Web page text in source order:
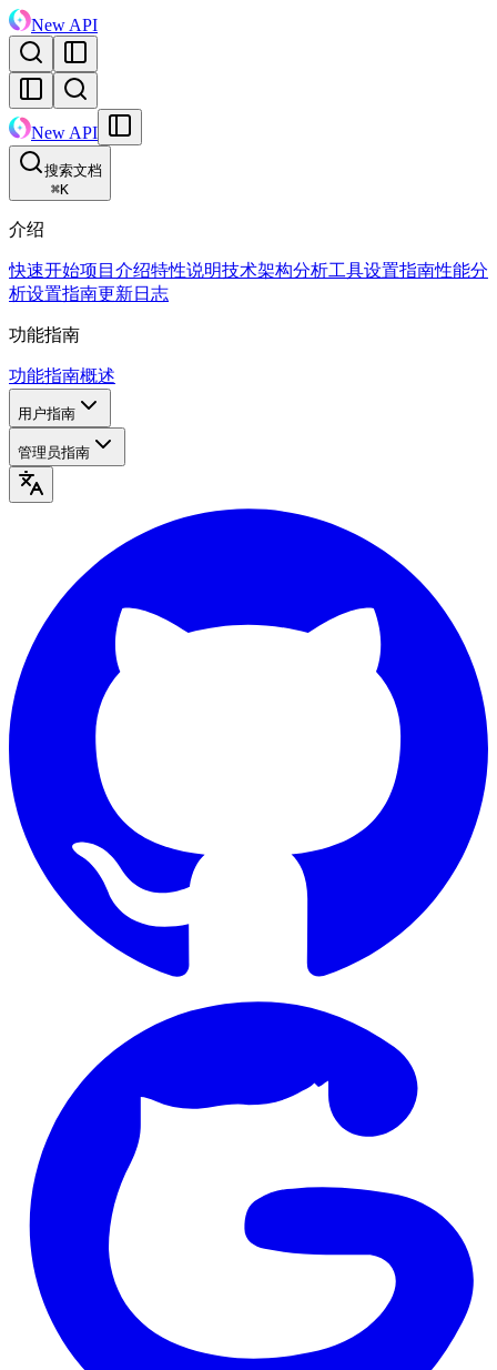
New API
New API
搜索文档
⌘K
介绍
快速开始项目介绍特性说明技术架构分析工具设置指南性能分
析设置指南更新日志
功能指南
功能指南概述
用户指南
管理员指南